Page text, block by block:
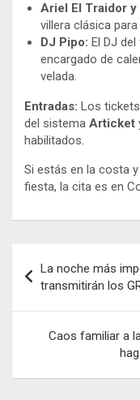
Ariel El Traidor y
villera clásica
DJ Pipo: El DJ
encargado de
velada.
Entradas: Los
del sistema Articket
habilitados.
Si estás en la costa
fiesta, la cita es en
de
entradas
La noche más
transmitirán los
Caos familiar a